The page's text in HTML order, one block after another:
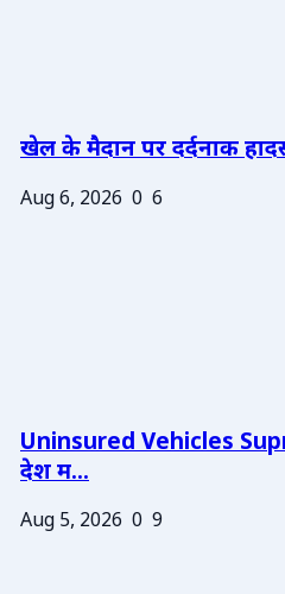
खेल के मैदान पर दर्दनाक
Aug 6, 2026 0 6
Uninsured Vehicles
देश म...
Aug 5, 2026 0 9